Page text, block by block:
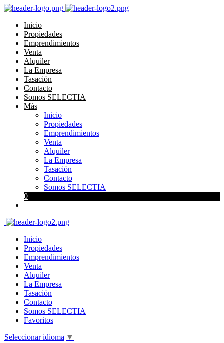
Inicio
Propiedades
Emprendimientos
Venta
Alquiler
La Empresa
Tasación
Contacto
Somos SELECTIA
Más
Inicio
Propiedades
Emprendimientos
Venta
Alquiler
La Empresa
Tasación
Contacto
Somos SELECTIA
0
Inicio
Propiedades
Emprendimientos
Venta
Alquiler
La Empresa
Tasación
Contacto
Somos SELECTIA
Favoritos
Seleccionar idioma ▼